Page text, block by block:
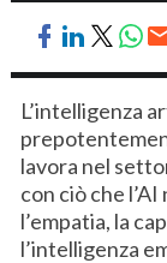
L’intelligenza
lavora nel
con ciò che
l’empatia, la
l’intelligenza